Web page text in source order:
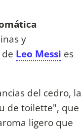
y
Leo Messi es
del cedro, la
de toilette", que
ligero que